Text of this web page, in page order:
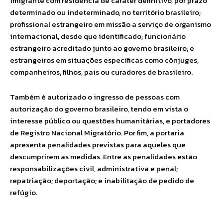
determinado ou indeterminado, no território brasileiro;
profissional estrangeiro em missão a serviço de organismo
internacional, desde que identificado; funcionário
estrangeiro acreditado junto ao governo brasileiro; e
estrangeiros em situações específicas como cônjuges,
companheiros, filhos, pais ou curadores de brasileiro.
Também é autorizado o ingresso de pessoas com
autorização do governo brasileiro, tendo em vista o
interesse público ou questões humanitárias, e portadores
de Registro Nacional Migratório. Por fim, a portaria
apresenta penalidades previstas para aqueles que
descumprirem as medidas. Entre as penalidades estão
responsabilizações civil, administrativa e penal;
repatriação; deportação; e inabilitação de pedido de
refúgio.